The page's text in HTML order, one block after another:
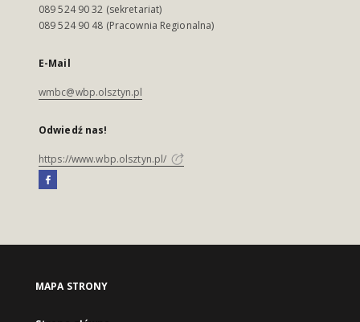
089 524 90 32 (sekretariat)
089 524 90 48 (Pracownia Regionalna)
E-Mail
wmbc@wbp.olsztyn.pl
Odwiedź nas!
https://www.wbp.olsztyn.pl/
MAPA STRONY